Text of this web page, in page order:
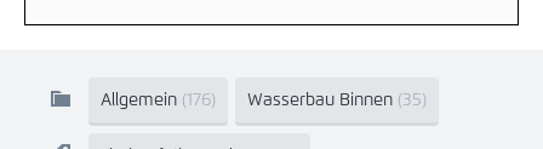
Allgemein (176) Wasserbau Binnen (35)